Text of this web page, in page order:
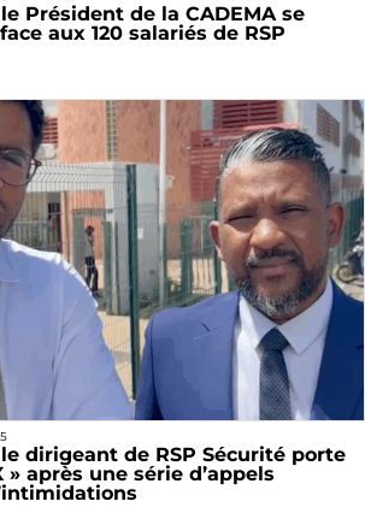
Président de la CADEMA se
aux 120 salariés de RSP
dirigeant de RSP Sécurité porte
après une série d’appels